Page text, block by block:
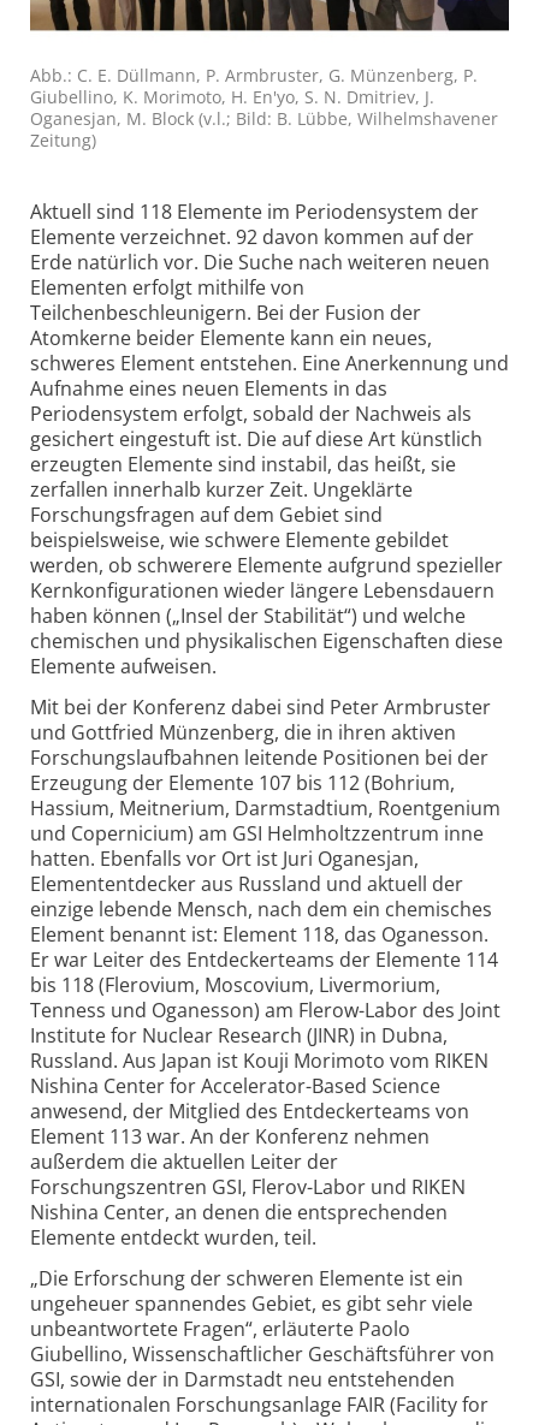
Abb.: C. E. Düllmann, P. Armbruster, G. Münzenberg, P.
Giubellino, K. Morimoto, H. En'yo, S. N. Dmitriev, J.
Oganesjan, M. Block (v.l.; Bild: B. Lübbe, Wilhelmshavener
Zeitung)
Aktuell sind 118 Elemente im Periodensystem der
Elemente verzeichnet. 92 davon kommen auf der
Erde natürlich vor. Die Suche nach weiteren neuen
Elementen erfolgt mithilfe von
Teilchenbeschleunigern. Bei der Fusion der
Atomkerne beider Elemente kann ein neues,
schweres Element entstehen. Eine Anerkennung und
Aufnahme eines neuen Elements in das
Periodensystem erfolgt, sobald der Nachweis als
gesichert eingestuft ist. Die auf diese Art künstlich
erzeugten Elemente sind instabil, das heißt, sie
zerfallen innerhalb kurzer Zeit. Ungeklärte
Forschungsfragen auf dem Gebiet sind
beispielsweise, wie schwere Elemente gebildet
werden, ob schwerere Elemente aufgrund spezieller
Kernkonfigurationen wieder längere Lebensdauern
haben können („Insel der Stabilität“) und welche
chemischen und physikalischen Eigenschaften diese
Elemente aufweisen.
Mit bei der Konferenz dabei sind Peter Armbruster
und Gottfried Münzenberg, die in ihren aktiven
Forschungs­laufbahnen leitende Positionen bei der
Erzeugung der Elemente 107 bis 112 (Bohrium,
Hassium, Meitnerium, Darmstadtium, Roentgenium
und Copernicium) am GSI Helmholtz­zentrum inne
hatten. Ebenfalls vor Ort ist Juri Oganesjan,
Elemententdecker aus Russland und aktuell der
einzige lebende Mensch, nach dem ein chemisches
Element benannt ist: Element 118, das Oganesson.
Er war Leiter des Entdeckerteams der Elemente 114
bis 118 (Flerovium, Moscovium, Livermorium,
Tenness und Oganesson) am Flerow-Labor des Joint
Institute for Nuclear Research (JINR) in Dubna,
Russland. Aus Japan ist Kouji Morimoto vom RIKEN
Nishina Center for Accelerator-Based Science
anwesend, der Mitglied des Entdeckerteams von
Element 113 war. An der Konferenz nehmen
außerdem die aktuellen Leiter der
Forschungszentren GSI, Flerov-Labor und RIKEN
Nishina Center, an denen die entsprechenden
Elemente entdeckt wurden, teil.
„Die Erforschung der schweren Elemente ist ein
ungeheuer spannendes Gebiet, es gibt sehr viele
unbeantwortete Fragen“, erläuterte Paolo
Giubellino, Wissenschaftlicher Geschäftsführer von
GSI, sowie der in Darmstadt neu entstehenden
internationalen Forschungs­anlage FAIR (Facility for